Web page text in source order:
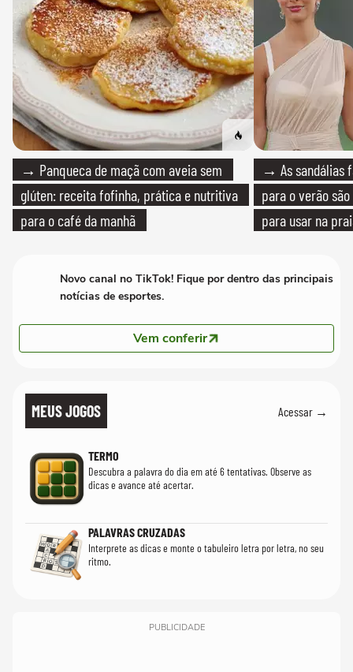
→ Panqueca de maçã com aveia sem
glúten: receita fofinha, prática e nutritiva
para o café da manhã
→ As sandálias
para o verão
para usar na
Novo canal no TikTok! Fique por dentro das principais
notícias de esportes.
Vem conferir
MEUS JOGOS Acessar →
TERMO
Descubra a palavra do dia em até 6 tentativas. Observe as
dicas e avance até acertar.
PALAVRAS CRUZADAS
Interprete as dicas e monte o tabuleiro letra por letra, no seu
ritmo.
PUBLICIDADE